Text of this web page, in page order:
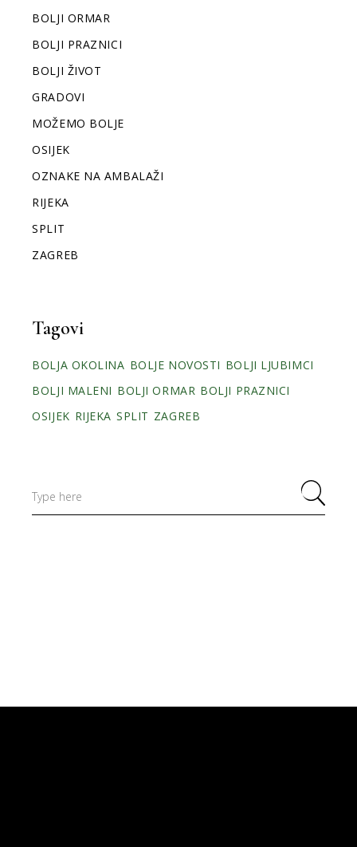
BOLJI ORMAR
BOLJI PRAZNICI
BOLJI ŽIVOT
GRADOVI
MOŽEMO BOLJE
OSIJEK
OZNAKE NA AMBALAŽI
RIJEKA
SPLIT
ZAGREB
Tagovi
BOLJA OKOLINA BOLJE NOVOSTI BOLJI LJUBIMCI
BOLJI MALENI BOLJI ORMAR BOLJI PRAZNICI
OSIJEK RIJEKA SPLIT ZAGREB
for: